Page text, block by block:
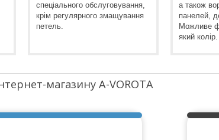
спеціального обслуговування,
крім регулярного змащування
петель.
а також
панелей,
Можливе
який колір.
магазину A-VOROTA